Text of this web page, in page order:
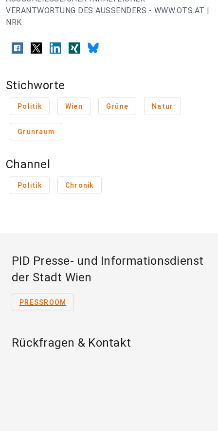
VERANTWORTUNG DES AUSSENDERS - WWW.OTS.AT |
NRK
Stichworte
Politik Wien Grüne Natur
Grünraum
Channel
Politik Chronik
PID Presse- und Informationsdienst
der Stadt Wien
PRESSROOM
Rückfragen & Kontakt